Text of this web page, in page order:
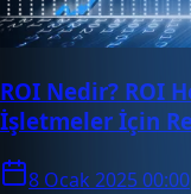
ROI Nedir? ROI
İşletmeler İçin
8 Ocak 2025 00:00